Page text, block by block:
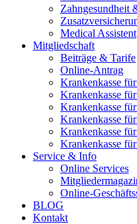
Zahngesundheit
Medical Assistent
Mitgliedschaft
Beiträge & Tarife
Online-Antrag
Krankenkasse
Krankenkasse
Krankenkasse
Krankenkasse
Krankenkasse
Krankenkasse
Service & Info
Online Services
Online-
BLOG
Kontakt